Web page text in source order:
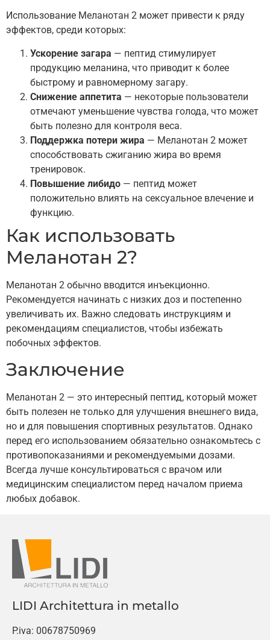
Использование Меланотан 2 может привести к ряду
эффектов, среди которых:
Ускорение загара — пептид стимулирует
продукцию меланина, что приводит к более
быстрому и равномерному загару.
Снижение аппетита — некоторые пользователи
отмечают уменьшение чувства голода, что может
быть полезно для контроля веса.
Поддержка потери жира — Меланотан 2 может
способствовать сжиганию жира во время
тренировок.
Повышение либидо — пептид может
положительно влиять на сексуальное влечение и
функцию.
Как использовать
Меланотан 2?
Меланотан 2 обычно вводится инъекционно.
Рекомендуется начинать с низких доз и постепенно
увеличивать их. Важно следовать инструкциям и
рекомендациям специалистов, чтобы избежать
побочных эффектов.
Заключение
Меланотан 2 — это интересный пептид, который может
быть полезен не только для улучшения внешнего вида,
но и для повышения спортивных результатов. Однако
перед его использованием обязательно ознакомьтесь с
противопоказаниями и рекомендуемыми дозами.
Всегда лучше консультироваться с врачом или
медицинским специалистом перед началом приема
любых добавок.
LIDI Architettura in metallo
P.iva: 00678750969